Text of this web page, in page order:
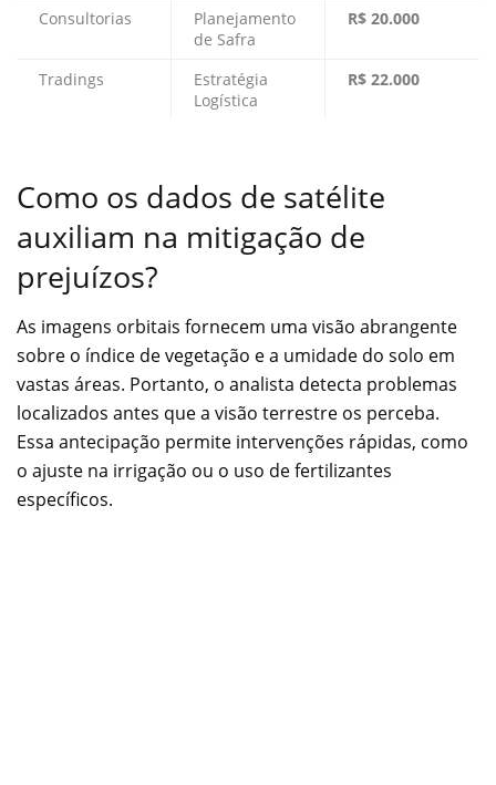
Consultorias
Planejamento
de Safra
R$ 20.000
Tradings
Estratégia
Logística
R$ 22.000
Como os dados de satélite
auxiliam na mitigação de
prejuízos?
As imagens orbitais fornecem uma visão abrangente
sobre o índice de vegetação e a umidade do solo em
vastas áreas. Portanto, o analista detecta problemas
localizados antes que a visão terrestre os perceba.
Essa antecipação permite intervenções rápidas, como
o ajuste na irrigação ou o uso de fertilizantes
específicos.